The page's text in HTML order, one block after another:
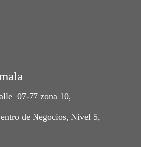
07-77 zona 10,
de Negocios, Nivel 5,